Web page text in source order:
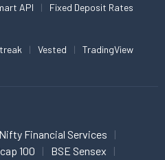
API Fixed Deposit Rates
Vested TradingView
Nifty Financial Services
100
BSE Sensex